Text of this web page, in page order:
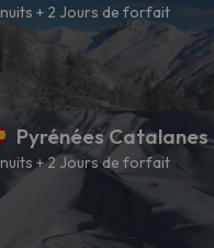
+ 2 Jours de forfait
Pyrénées Catalanes
+ 2 Jours de forfait